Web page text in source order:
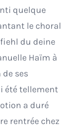
quelque
le choral
du deine
Haïm à
de ses
été tellement
a duré
rentrée chez